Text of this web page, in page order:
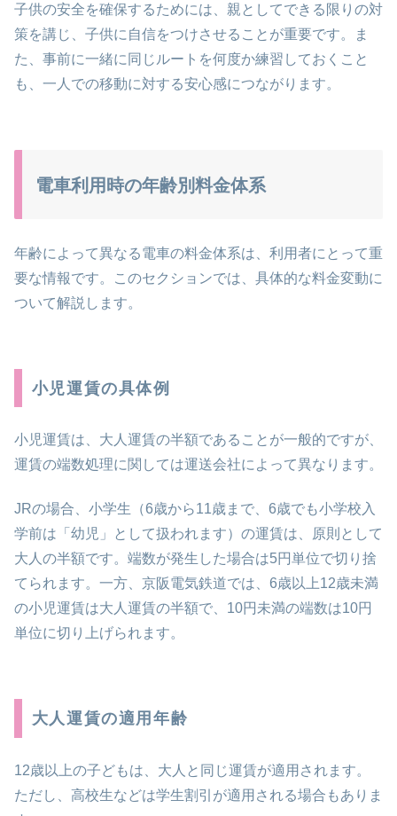
子供の安全を確保するためには、親としてできる限りの対
策を講じ、子供に自信をつけさせることが重要です。ま
た、事前に一緒に同じルートを何度か練習しておくこと
も、一人での移動に対する安心感につながります。
電車利用時の年齢別料金体系
年齢によって異なる電車の料金体系は、利用者にとって重
要な情報です。このセクションでは、具体的な料金変動に
ついて解説します。
小児運賃の具体例
小児運賃は、大人運賃の半額であることが一般的ですが、
運賃の端数処理に関しては運送会社によって異なります。
JRの場合、小学生（6歳から11歳まで、6歳でも小学校入
学前は「幼児」として扱われます）の運賃は、原則として
大人の半額です。端数が発生した場合は5円単位で切り捨
てられます。一方、京阪電気鉄道では、6歳以上12歳未満
の小児運賃は大人運賃の半額で、10円未満の端数は10円
単位に切り上げられます。
大人運賃の適用年齢
12歳以上の子どもは、大人と同じ運賃が適用されます。
ただし、高校生などは学生割引が適用される場合もありま